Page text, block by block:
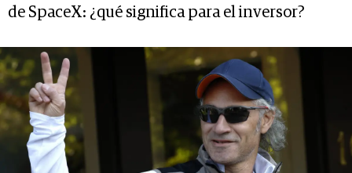
de SpaceX: ¿qué significa para el inversor?